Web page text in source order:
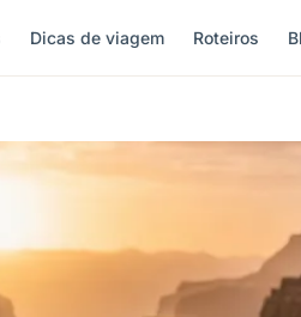
Dicas de viagem Roteiros